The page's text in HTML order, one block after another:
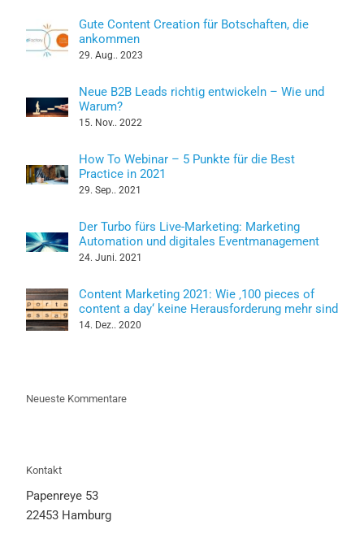
Gute Content Creation für Botschaften, die
ankommen
29. Aug.. 2023
Neue B2B Leads richtig entwickeln – Wie und
Warum?
15. Nov.. 2022
How To Webinar – 5 Punkte für die Best
Practice in 2021
29. Sep.. 2021
Der Turbo fürs Live-Marketing: Marketing
Automation und digitales Eventmanagement
24. Juni. 2021
Content Marketing 2021: Wie ‚100 pieces of
content a day‘ keine Herausforderung mehr sind
14. Dez.. 2020
Neueste Kommentare
Kontakt
Papenreye 53
22453 Hamburg